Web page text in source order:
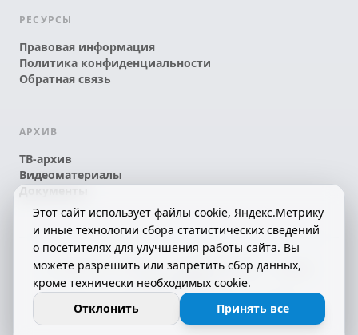
РЕСУРСЫ
Правовая информация
Политика конфиденциальности
Обратная связь
АРХИВ
ТВ-архив
Видеоматериалы
Документы
© 2026 АО «КРТК» • КОМИ ЙÖЗЛЫ — КОМИ
ТЕЛЕКАНАЛ!
СДЕЛАНО С ЛЮБОВЬЮ К РЕСПУБЛИКЕ КОМИ
16+
Этот сайт использует файлы cookie, Яндекс.Метрику
и иные технологии сбора статистических сведений
о посетителях для улучшения работы сайта. Вы
можете разрешить или запретить сбор данных,
кроме технически необходимых cookie.
Отклонить
Принять все